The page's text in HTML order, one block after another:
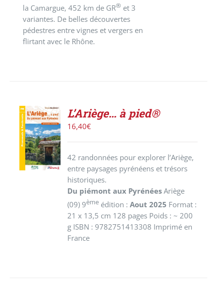
la Camargue, 452 km de GR® et 3
variantes. De belles découvertes
pédestres entre vignes et vergers en
flirtant avec le Rhône.
AJOUTER
AU
PANIER
/
DÉTAILS
L’Ariège… à pied®
16,40€
42 randonnées pour explorer l’Ariège,
entre paysages pyrénéens et trésors
historiques.
Du piémont aux Pyrénées Ariège
(09) 9ème édition : Aout 2025 Format :
21 x 13,5 cm 128 pages Poids : ~ 200
g ISBN : 9782751413308 Imprimé en
France